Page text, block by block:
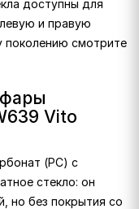
доступны для
и правую
поколению смотрите
Vito
(PC) с
стекло: он
но без покрытия со